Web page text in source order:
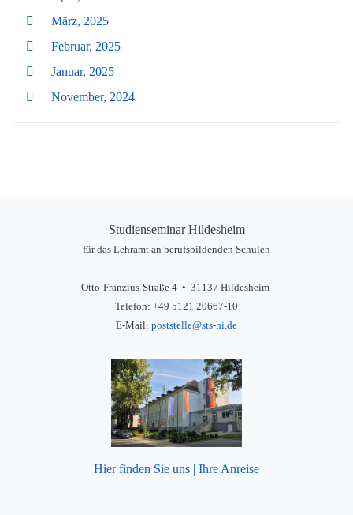
März, 2025
Februar, 2025
Januar, 2025
November, 2024
Studienseminar Hildesheim
für das Lehramt an berufsbildenden Schulen
Otto-Franzius-Straße 4 • 31137 Hildesheim
Telefon: +49 5121 20667-10
E-Mail: poststelle@sts-hi.de
Hier finden Sie uns | Ihre Anreise